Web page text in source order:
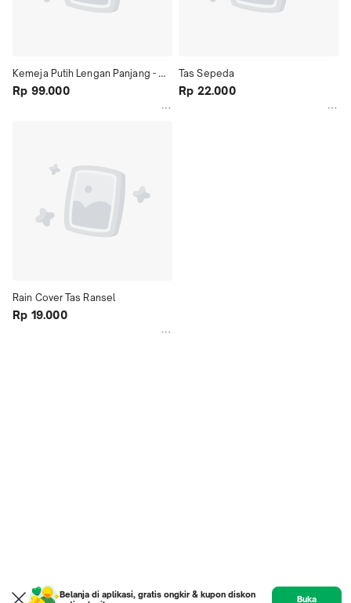
Kemeja Putih Lengan Panjang -
Doga
Rp 99.000
Rp 19.000
Tas Sepeda
Rp 22.000
Belanja di aplikasi, gratis ongkir & kupon diskon
Buka